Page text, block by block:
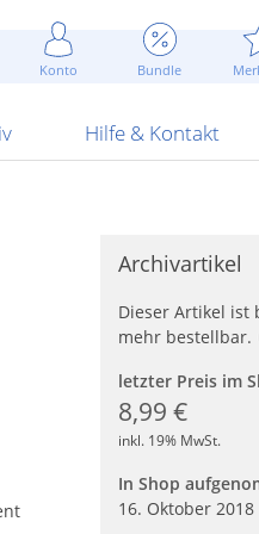
Konto Bundle
Attrappen
ARS Pirotecnia
Hilfe & Kontakt
AGB
Archivartikel
Dieser Artikel ist
mehr bestellbar.
letzter Preis im
8,99 €
inkl. 19% MwSt.
In Shop
16. Oktober 2018